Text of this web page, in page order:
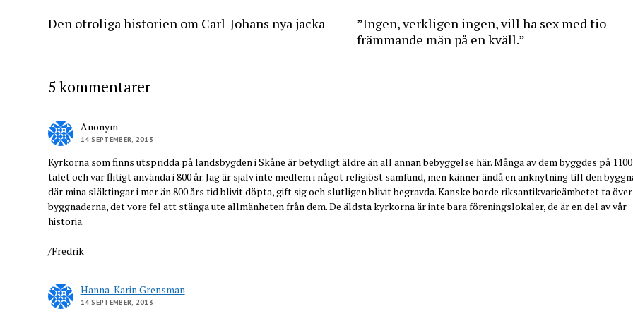
Den otroliga historien om Carl-Johans nya jacka
”Ingen, verkligen ingen, vill ha sex med tio
främmande män på en kväll.”
5 kommentarer
Anonym
14 SEPTEMBER, 2013
Kyrkorna som finns utspridda på landsbygden i Skåne är betydligt äldre än all annan bebyggelse här. Många av dem byggdes på
talet och var flitigt använda i 800 år. Jag är själv inte medlem i något religiöst samfund, men känner ändå en anknytning till den
där mina släktingar i mer än 800 års tid blivit döpta, gift sig och slutligen blivit begravda. Kanske borde riksantikvarieämbetet ta över
byggnaderna, det vore fel att stänga ute allmänheten från dem. De äldsta kyrkorna är inte bara föreningslokaler, de är en del av vår
historia.
/Fredrik
Hanna-Karin Grensman
14 SEPTEMBER, 2013